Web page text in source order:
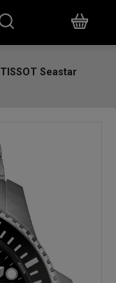
TISSOT Seastar